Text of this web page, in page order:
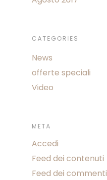
CATEGORIES
News
offerte speciali
Video
META
Accedi
Feed dei contenuti
Feed dei commenti